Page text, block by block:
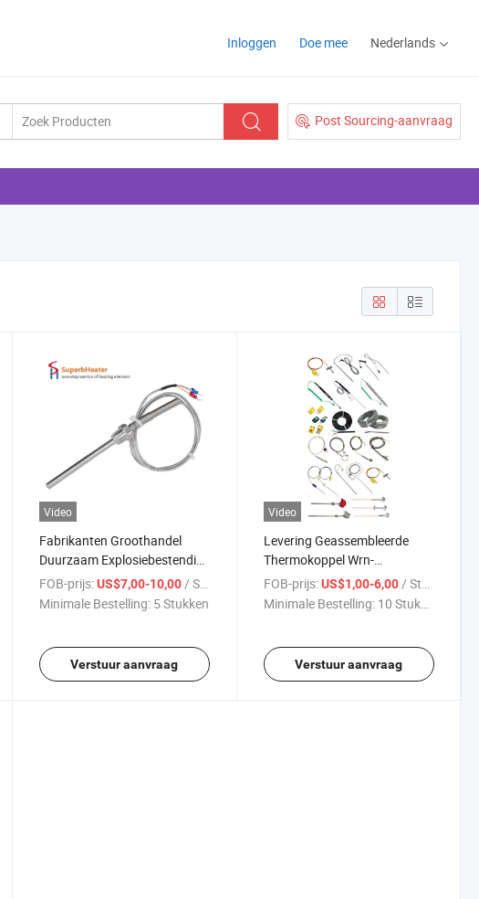
Inloggen Doe mee Nederlands
Post Sourcing-aanvraag
Video
Fabrikanten Groothandel
Duurzaam Explosiebestendig
Thermische Weerstand
Schokbestendige
FOB-prijs: US$7,00-10,00/ Stuk
Minimale Bestelling: 5 Stukken
Verstuur aanvraag
Video
Levering Geassembleerde
Thermokoppel Wrn-
120/121/130/131/330
Afstudeernummer K/N/E enz
FOB-prijs: US$1,00-6,00/ Stuk
Minimale Bestelling: 10 Stukken
Verstuur aanvraag